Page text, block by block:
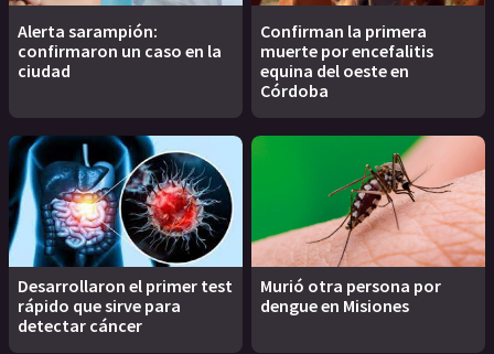
Alerta sarampión:
confirmaron un caso en la
ciudad
Confirman la primera
muerte por encefalitis
equina del oeste en
Córdoba
Desarrollaron el primer test
rápido que sirve para
detectar cáncer
Murió otra persona por
dengue en Misiones